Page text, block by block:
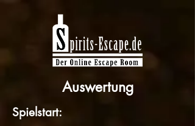
Auswertung
Spielstart: